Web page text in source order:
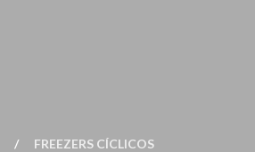
FREEZERS CÍCLICOS